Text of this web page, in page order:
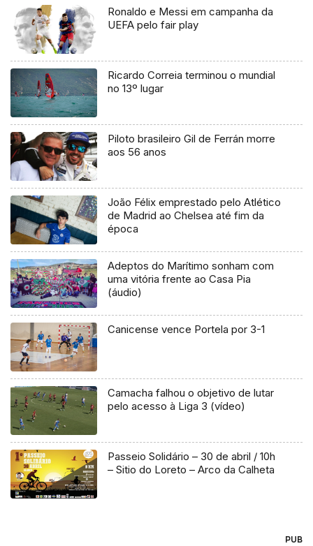
Ronaldo e Messi em campanha da
UEFA pelo fair play
Ricardo Correia terminou o mundial
no 13º lugar
Piloto brasileiro Gil de Ferrán morre
aos 56 anos
João Félix emprestado pelo Atlético
de Madrid ao Chelsea até fim da
época
Adeptos do Marítimo sonham com
uma vitória frente ao Casa Pia
(áudio)
Canicense vence Portela por 3-1
Camacha falhou o objetivo de lutar
pelo acesso à Liga 3 (vídeo)
Passeio Solidário – 30 de abril / 10h
– Sitio do Loreto – Arco da Calheta
PUB